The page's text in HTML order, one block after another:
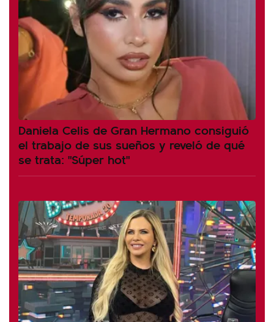
Daniela Celis de Gran Hermano consiguió
el trabajo de sus sueños y reveló de qué
se trata: "Súper hot"